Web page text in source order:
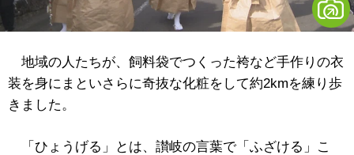
地域の人たちが、飼料袋でつくった袴など手作りの衣
装を身にまといさらに奇抜な化粧をして約2kmを練り歩
きました。
「ひょうげる」とは、讃岐の言葉で「ふざける」こ